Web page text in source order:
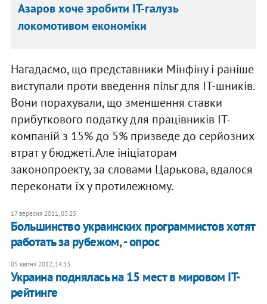
Азаров хоче зробити IT-галузь
локомотивом економіки
Нагадаємо, що представники Мінфіну і раніше
виступали проти введення пільг для IT-шників.
Вони порахували, що зменшення ставки
прибуткового податку для працівників IT-
компаній з 15% до 5% призведе до серйозних
втрат у бюджеті. Але ініціаторам
законопроекту, за словами Царькова, вдалося
переконати їх у протилежному.
17 вересня 2011, 03:25
​​Большинство украинских программистов хотят
работать за рубежом, - опрос
05 квітня 2012, 14:33
Украина поднялась на 15 мест в мировом IT-
рейтинге